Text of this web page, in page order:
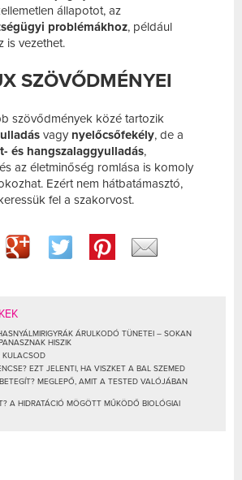
állapotot, az
problémákhoz, például
is vezethet.
SZÖVŐDMÉNYEI
szövődmények közé tartozik
vagy nyelőcsőfekély, de a
és hangszalaggyulladás,
az életminőség romlása is komoly
Ezért nem hátbatámasztó,
fel a szakorvost.
ÁRULKODÓ TÜNETEI – SOKAN
HISZIK
KULACSOD
EZT JELENTI, HA VISZKET A BAL SZEMED
MEGLEPŐ, AMIT A TESTED VALÓJÁBAN
A HIDRATÁCIÓ MÖGÖTT MŰKÖDŐ BIOLÓGIAI